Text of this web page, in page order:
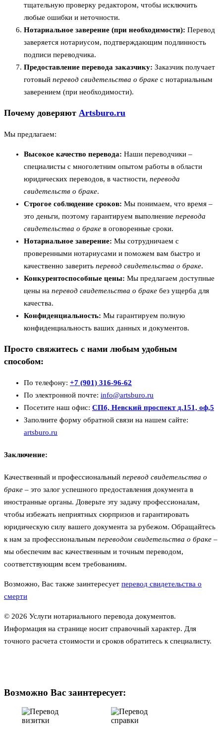
тщательную проверку редактором, чтобы исключить
любые ошибки и неточности.
Нотариальное заверение (при необходимости): Перевод
заверяется нотариусом, подтверждающим подлинность
подписи переводчика.
Предоставление перевода заказчику: Заказчик получает
готовый перевод свидетельства о браке с нотариальным
заверением (при необходимости).
Почему доверяют Artsburo.ru
Мы предлагаем:
Высокое качество перевода: Наши переводчики –
специалисты с многолетним опытом работы в области
юридических переводов, в частности, перевода
свидетельств о браке.
Строгое соблюдение сроков: Мы понимаем, что время –
это деньги, поэтому гарантируем выполнение перевода
свидетельства о браке в оговоренные сроки.
Нотариальное заверение: Мы сотрудничаем с
проверенными нотариусами и поможем вам быстро и
качественно заверить перевод свидетельства о браке.
Конкурентоспособные цены: Мы предлагаем доступные
цены на перевод свидетельства о браке без ущерба для
качества.
Конфиденциальность: Мы гарантируем полную
конфиденциальность ваших данных и документов.
Просто свяжитесь с нами любым удобным
способом:
По телефону: +7 (901) 316-96-62
По электронной почте: info@artsburo.ru
Посетите наш офис: СПб, Невский проспект д.151, оф,5
Заполните форму обратной связи на нашем сайте:
artsburo.ru
Заключение:
Качественный и профессиональный перевод свидетельства о
браке – это залог успешного предоставления документа в
иностранные органы. Доверьте эту задачу профессионалам,
чтобы избежать неприятных сюрпризов и гарантировать
юридическую силу вашего документа за рубежом. Обращайтесь
к нам за профессиональным переводом свидетельства о браке –
мы обеспечим вас качественным и точным переводом,
соответствующим всем требованиям.
Возможно, Вас также заинтересует перевод свидетельства о
смерти
© 2026 Услуги нотариального перевода документов.
Информация на странице носит справочный характер. Для
точного расчета стоимости и сроков обратитесь к специалисту.
Возможно Вас заинтересует: